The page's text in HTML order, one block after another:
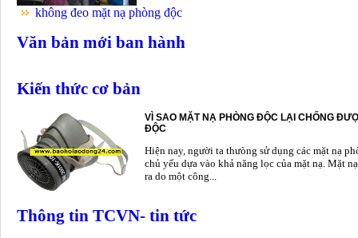
không đeo mặt nạ phòng độc
Văn bản mới ban hành
Kiến thức cơ bản
VÌ SAO MẶT NẠ PHÒNG ĐỘC LẠI CHỐNG
ĐỘC
Hiện nay, người ta thưòng sử dụng các mặt nạ
chủ yếu dựa vào khả năng lọc của mặt nạ. Mặt
ra do một công...
Thông tin TCVN- tin tức